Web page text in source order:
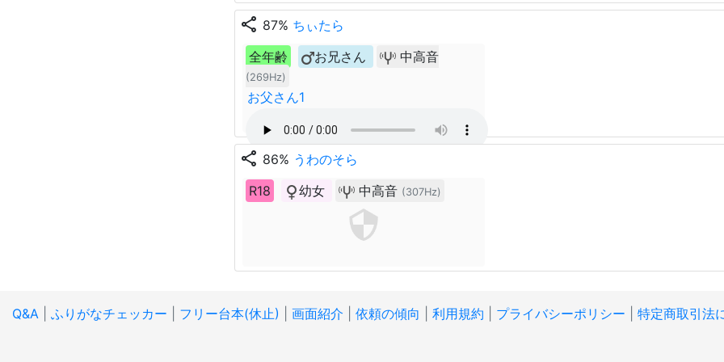
share 87% ちぃたら
全年齢
お兄さん 中高音
(269Hz)
お父さん1
share 86% うわのそら
R18
幼女 中高音 (307Hz)
Q&A ふりがなチェッカー フリー台本(休止) 画面紹介 依頼の傾向 利用規約 プライバシーポリシー 特定商取引法